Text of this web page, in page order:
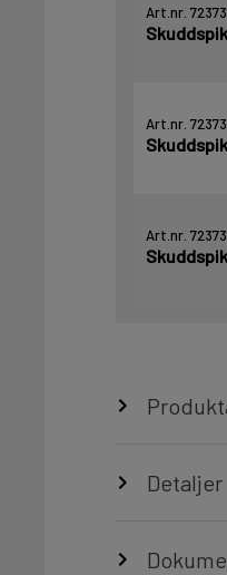
Art.nr.
Art.nr.
Art.nr.
Detaljer